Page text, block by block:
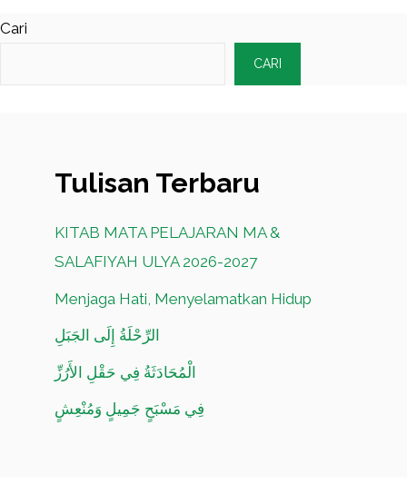
Cari
CARI
Tulisan Terbaru
KITAB MATA PELAJARAN MA &
SALAFIYAH ULYA 2026-2027
Menjaga Hati, Menyelamatkan Hidup
الرِّحْلَةُ إِلَى الجَبَلِ
الْمُحَادَثَةُ فِي حَقْلِ الأَرُزِّ
فِي مَسْبَحٍ جَمِيلٍ وَمُنْعِشٍ